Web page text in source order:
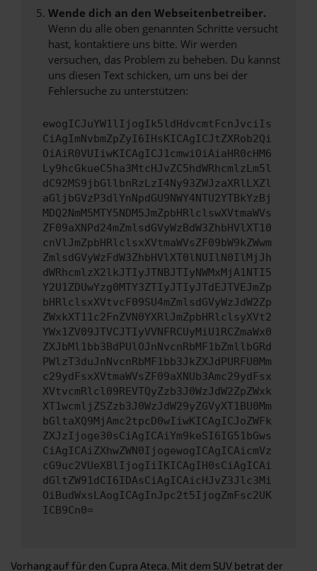
Wende dich an den Webseitenbetreiber.
Wenn du alle oben genannten Schritte versucht
hast, kontaktiere uns bitte. Wir werden
versuchen, das Problem zu beheben. Du kannst
uns diesen Text schicken, um uns bei der
Fehlersuche zu unterstützen:
ewogICJuYW1lIjogIk5ldHdvcmtFcnJvciIs
CiAgImNvbmZpZyI6IHsKICAgICJtZXRob2Qi
OiAiR0VUIiwKICAgICJ1cmwiOiAiaHR0cHM6
Ly9hcGkueC5ha3MtcHJvZC5hdWRhcmlzLm5l
dC92MS9jbGllbnRzLzI4Ny93ZWJzaXRlLXZl
aGljbGVzP3dlYnNpdGU9NWY4NTU2YTBkYzBj
MDQ2NmM5MTY5NDM5JmZpbHRlclswXVtmaWVs
ZF09aXNPd24mZmlsdGVyWzBdW3ZhbHVlXT10
cnVlJmZpbHRlclsxXVtmaWVsZF09bW9kZWwm
ZmlsdGVyWzFdW3ZhbHVlXT0lNUIlN0IlMjJh
dWRhcmlzX2lkJTIyJTNBJTIyNWMxMjA1NTI5
Y2U1ZDUwYzg0MTY3ZTIyJTIyJTdEJTVEJmZp
bHRlclsxXVtvcF09SU4mZmlsdGVyWzJdW2Zp
ZWxkXT11c2FnZVN0YXRlJmZpbHRlclsyXVt2
YWx1ZV09JTVCJTIyVVNFRCUyMiU1RCZmaWx0
ZXJbMl1bb3BdPUlOJnNvcnRbMF1bZmllbGRd
PWlzT3duJnNvcnRbMF1bb3JkZXJdPURFU0Mm
c29ydFsxXVtmaWVsZF09aXNUb3Amc29ydFsx
XVtvcmRlcl09REVTQyZzb3J0WzJdW2ZpZWxk
XT1wcmljZSZzb3J0WzJdW29yZGVyXT1BU0Mm
bGltaXQ9MjAmc2tpcD0wIiwKICAgICJoZWFk
ZXJzIjoge30sCiAgICAiYm9keSI6IG51bGws
CiAgICAiZXhwZWN0IjogewogICAgICAicmVz
cG9uc2VUeXBlIjogIiIKICAgIH0sCiAgICAi
dGltZW91dCI6IDAsCiAgICAicHJvZ3Jlc3Mi
OiBudWxsLAogICAgInJpc2t5IjogZmFsc2UK
ICB9Cn0=
Vorhang auf für den Cupra Ateca. Mit dem SUV betrat der